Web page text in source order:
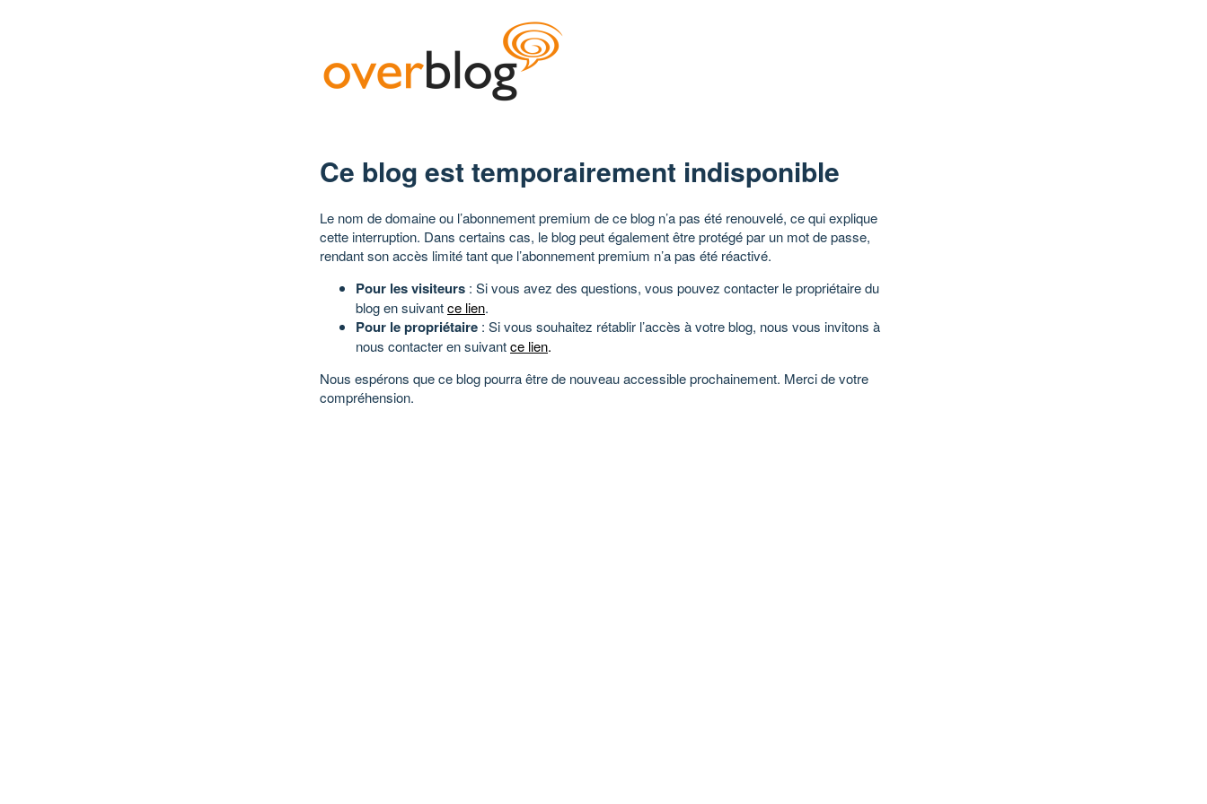
Ce blog est temporairement indisponible
Le nom de domaine ou l’abonnement premium de ce blog n’a pas été renouvelé, ce qui explique
cette interruption. Dans certains cas, le blog peut également être protégé par un mot de passe,
rendant son accès limité tant que l’abonnement premium n’a pas été réactivé.
Pour les visiteurs : Si vous avez des questions, vous pouvez contacter le propriétaire du
blog en suivantce lien.
Pour le propriétaire : Si vous souhaitez rétablir l’accès à votre blog, nous vous invitons à
nous contacter en suivantce lien.
Nous espérons que ce blog pourra être de nouveau accessible prochainement. Merci de votre
compréhension.